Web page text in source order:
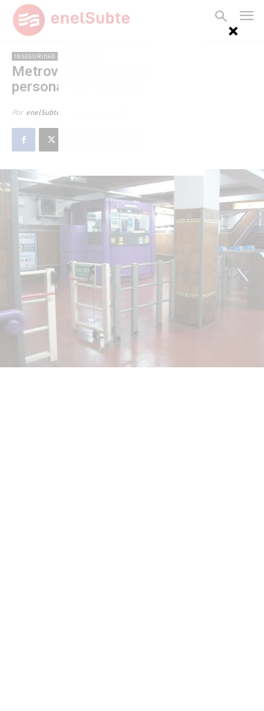
INSEGURIDAD
Metrovías deja estaciones sin
personal los fines de semana
Por enelSubte